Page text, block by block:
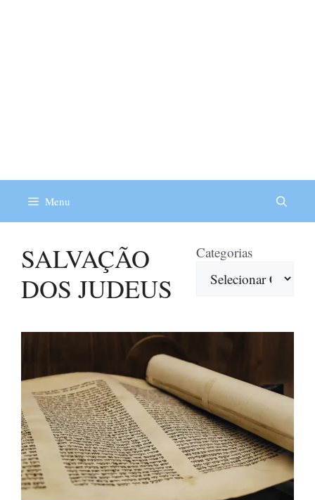
Menu
SALVAÇÃO
DOS JUDEUS
Categorias